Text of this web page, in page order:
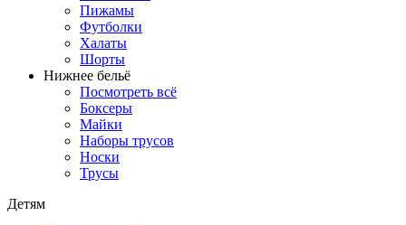
Пижамы
Футболки
Халаты
Шорты
Нижнее бельё
Посмотреть всё
Боксеры
Майки
Наборы трусов
Носки
Трусы
Детям